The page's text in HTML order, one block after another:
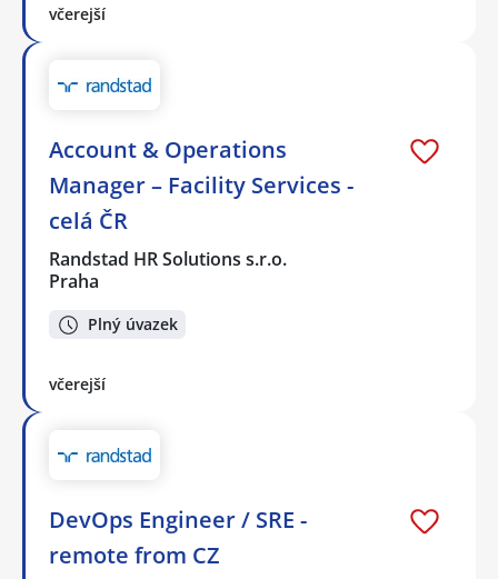
včerejší
Account & Operations
Manager – Facility Services -
celá ČR
Randstad HR Solutions s.r.o.
Praha
Plný úvazek
včerejší
DevOps Engineer / SRE -
remote from CZ